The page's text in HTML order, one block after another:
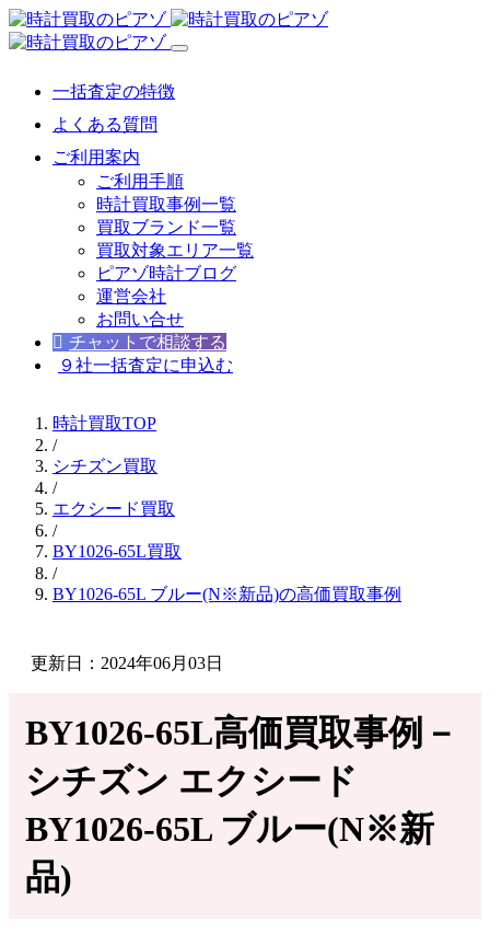
一括査定の特徴
よくある質問
ご利用案内
ご利用手順
時計買取事例一覧
買取ブランド一覧
買取対象エリア一覧
ピアゾ時計ブログ
運営会社
お問い合せ
チャットで相談する
９社一括査定に申込む
時計買取TOP
/
シチズン買取
/
エクシード買取
/
BY1026-65L買取
/
BY1026-65L ブルー(N※新品)の高価買取事例
更新日：2024年06月03日
BY1026-65L高価買取事例－
シチズン エクシード
BY1026-65L ブルー(N※新
品)